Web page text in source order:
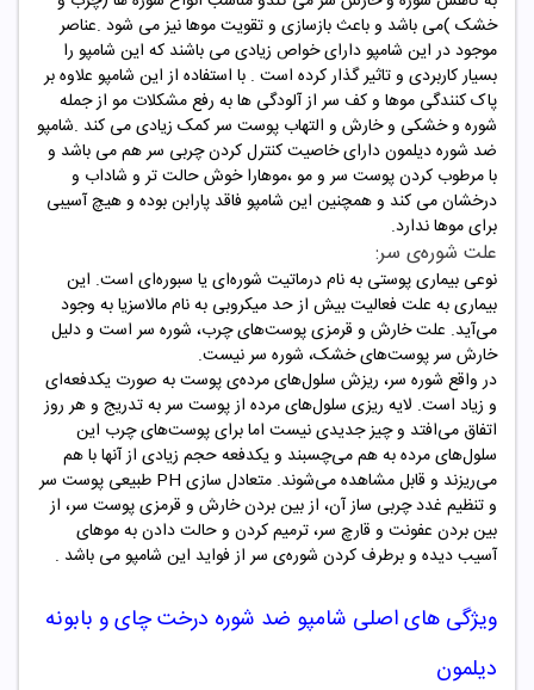
خشک )می باشد و باعث بازسازی و تقویت موها نیز می شود .عناصر
موجود در این شامپو دارای خواص زیادی می باشند که این شامپو را
بسیار کاربردی و تاثیر گذار کرده است . با استفاده از این شامپو علاوه بر
پاک کنندگی موها و کف سر از آلودگی ها به رفع مشکلات مو از جمله
شوره و خشکی و خارش و التهاب پوست سر کمک زیادی می کند .شامپو
ضد شوره دیلمون دارای خاصیت کنترل کردن چربی سر هم می باشد و
با مرطوب کردن پوست سر و مو ،موهارا خوش حالت تر و شاداب و
درخشان می کند و همچنین این شامپو فاقد پارابن بوده و هیچ آسیبی
برای موها ندارد.
علت شوره‌ی سر:
نوعی بیماری پوستی به نام درماتیت شوره‌ای یا سبوره‌ای است. این
بیماری به علت فعالیت بیش از حد میکروبی به نام مالاسزیا به وجود
می‌آید. علت خارش و قرمزی پوست‌های چرب، شوره سر است و دلیل
خارش سر پوست‌‌های خشک، شوره سر نیست.
در واقع شوره سر، ریزش سلول‌های مرده‌ی پوست به صورت یکدفعه‌ای
و زیاد است. لایه‌ ریزی سلول‌های مرده از پوست سر به تدریج و هر روز
اتفاق می‌افتد و چیز جدیدی نیست اما برای پوست‌های چرب این
سلول‌های مرده به هم می‌چسبند و یکدفعه حجم زیادی از آنها با هم
می‌ریزند و قابل مشاهده می‌شوند. متعادل سازی PH طبیعی پوست سر
و تنظیم غدد چربی ساز آن، از بین بردن خارش و قرمزی پوست سر، از
بین بردن عفونت و قارچ سر، ترمیم کردن و حالت دادن به موهای
آسیب دیده و برطرف کردن شوره‌ی سر از فواید این شامپو می باشد .
ویژگی های اصلی شامپو ضد شوره درخت چای و بابونه
دیلمون